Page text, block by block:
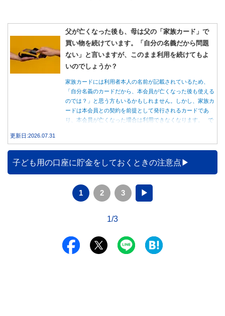
父が亡くなった後も、母は父の「家族カード」で
買い物を続けています。「自分の名義だから問題
ない」と言いますが、このまま利用を続けてもよ
いのでしょうか？
家族カードには利用者本人の名前が記載されているため、
「自分名義のカードだから、本会員が亡くなった後も使える
のでは？」と思う方もいるかもしれません。しかし、家族カ
ードは本会員との契約を前提として発行されるカードであ
り、本会員が亡くなった場合は利用できなくなります。 で
族が行うべき手続きについて分かりやすく解説します。
更新日:2026.07.31
子ども用の口座に貯金をしておくときの注意点
1 2 3 ▶
1/3